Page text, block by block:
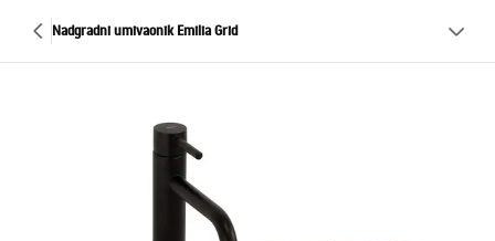
Nadgradni umivaonik Emilia Grid